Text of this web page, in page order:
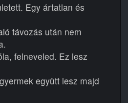
Egy ártatlan és
távozás után nem
felneveled. Ez lesz
együtt lesz majd